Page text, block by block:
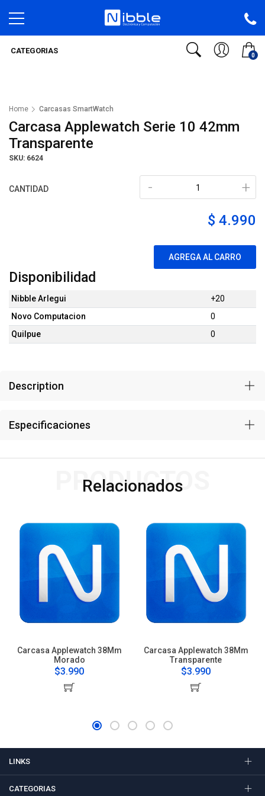
0
CATEGORIAS
Home Carcasas SmartWatch
Carcasa Applewatch Serie 10 42mm
Transparente
SKU: 6624
CANTIDAD +
-
$ 4.990
AGREGA AL CARRO
Disponibilidad
Nibble Arlegui
+20
Novo Computacion
0
Quilpue
0
Description
Especificaciones
Relacionados
PRODUCTOS
Carcasa Applewatch 38Mm
Morado
$3.990
Carcasa Applewatch 38Mm
Transparente
$3.990
LINKS
CATEGORIAS